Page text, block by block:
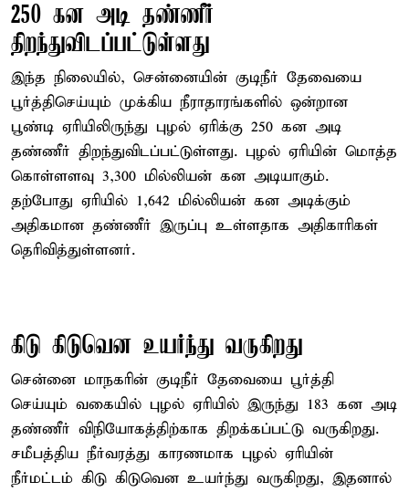
250 கன அடி தண்ணீர்
திறந்துவிடப்பட்டுள்ளது
இந்த நிலையில், சென்னையின் குடிநீர் தேவையை
பூர்த்திசெய்யும் முக்கிய நீராதாரங்களில் ஒன்றான
பூண்டி ஏரியிலிருந்து புழல் ஏரிக்கு 250 கன அடி
தண்ணீர் திறந்துவிடப்பட்டுள்ளது. புழல் ஏரியின் மொத்த
கொள்ளளவு 3,300 மில்லியன் கன அடியாகும்.
தற்போது ஏரியில் 1,642 மில்லியன் கன அடிக்கும்
அதிகமான தண்ணீர் இருப்பு உள்ளதாக அதிகாரிகள்
தெரிவித்துள்ளனர்.
கிடு கிடுவென உயர்ந்து வருகிறது
சென்னை மாநகரின் குடிநீர் தேவையை பூர்த்தி
செய்யும் வகையில் புழல் ஏரியில் இருந்து 183 கன அடி
தண்ணீர் விநியோகத்திற்காக திறக்கப்பட்டு வருகிறது.
சமீபத்திய நீர்வரத்து காரணமாக புழல் ஏரியின்
நீர்மட்டம் கிடு கிடுவென உயர்ந்து வருகிறது, இதனால்